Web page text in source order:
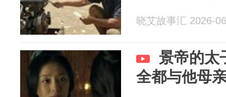
晓艾故事汇 2026-
景帝的太
全都与他母